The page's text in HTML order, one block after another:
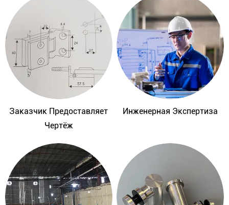
Заказчик Предоставляет
Чертёж
Инженерная Экспертиза